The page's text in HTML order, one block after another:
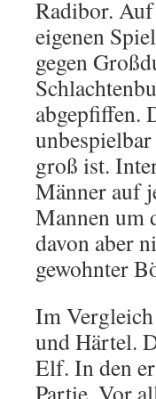
Radibor.
eigenen
gegen
abgepfiffen.
groß ist.
Männer auf
Mannen um
davon aber
gewohnter
Im
und Härtel.
Elf. In den
Partie. Vor